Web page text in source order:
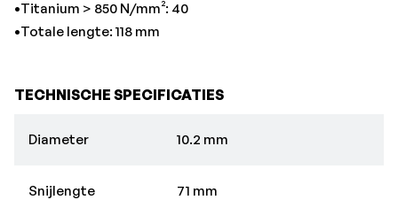
•Titanium > 850 N/mm²: 40
•Totale lengte: 118 mm
TECHNISCHE SPECIFICATIES
Diameter 10.2 mm
Snijlengte 71 mm